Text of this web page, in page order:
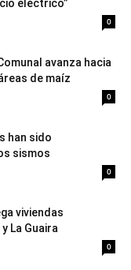
eléctrico”
0
avanza hacia
de maíz
0
han sido
sismos
0
viviendas
La Guaira
0